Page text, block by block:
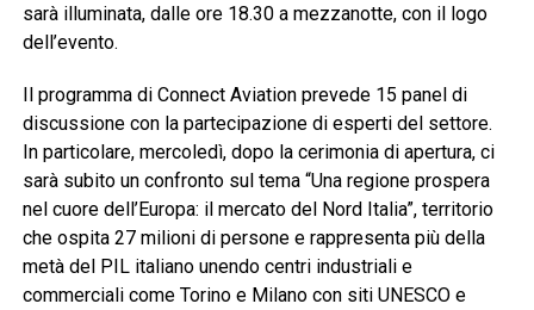
sarà illuminata, dalle ore 18.30 a mezzanotte, con il logo
dell’evento.
Il programma di Connect Aviation prevede 15 panel di
discussione con la partecipazione di esperti del settore.
In particolare, mercoledì, dopo la cerimonia di apertura, ci
sarà subito un confronto sul tema “Una regione prospera
nel cuore dell’Europa: il mercato del Nord Italia”, territorio
che ospita 27 milioni di persone e rappresenta più della
metà del PIL italiano unendo centri industriali e
commerciali come Torino e Milano con siti UNESCO e